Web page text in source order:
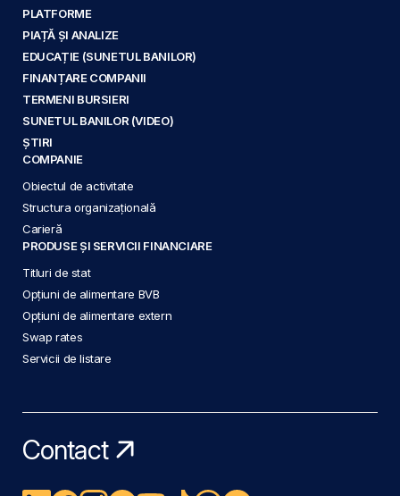
PLATFORME
PIAȚĂ ȘI ANALIZE
EDUCAȚIE (SUNETUL BANILOR)
FINANȚARE COMPANII
TERMENI BURSIERI
SUNETUL BANILOR (VIDEO)
ȘTIRI
COMPANIE
Obiectul de activitate
Structura organizațională
Carieră
PRODUSE ȘI SERVICII FINANCIARE
Titluri de stat
Opțiuni de alimentare BVB
Opțiuni de alimentare extern
Swap rates
Servicii de listare
Contact